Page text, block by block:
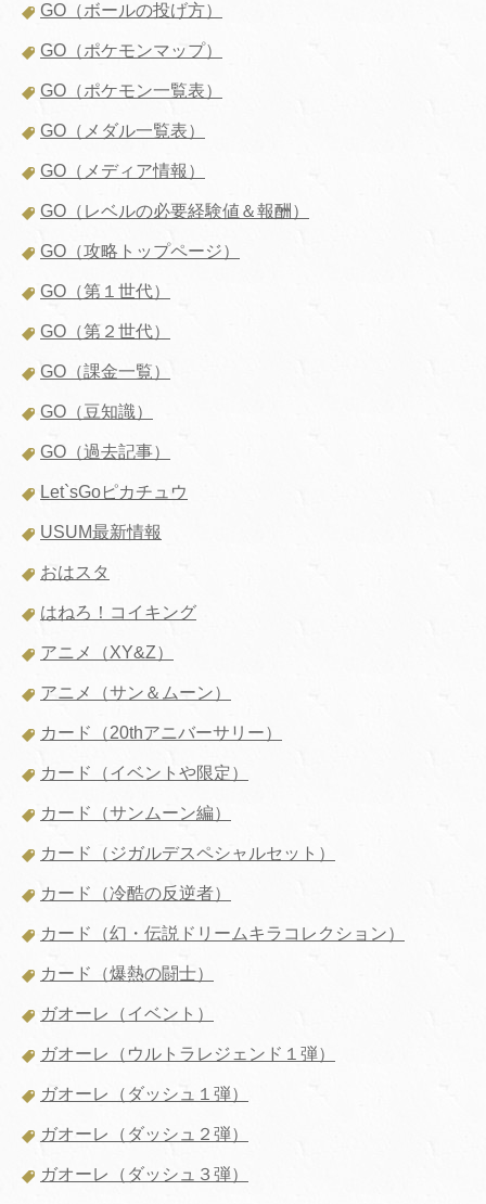
GO（ボールの投げ方）
GO（ポケモンマップ）
GO（ポケモン一覧表）
GO（メダル一覧表）
GO（メディア情報）
GO（レベルの必要経験値＆報酬）
GO（攻略トップページ）
GO（第１世代）
GO（第２世代）
GO（課金一覧）
GO（豆知識）
GO（過去記事）
Let`sGoピカチュウ
USUM最新情報
おはスタ
はねろ！コイキング
アニメ（XY&Z）
アニメ（サン＆ムーン）
カード（20thアニバーサリー）
カード（イベントや限定）
カード（サンムーン編）
カード（ジガルデスペシャルセット）
カード（冷酷の反逆者）
カード（幻・伝説ドリームキラコレクション）
カード（爆熱の闘士）
ガオーレ（イベント）
ガオーレ（ウルトラレジェンド１弾）
ガオーレ（ダッシュ１弾）
ガオーレ（ダッシュ２弾）
ガオーレ（ダッシュ３弾）